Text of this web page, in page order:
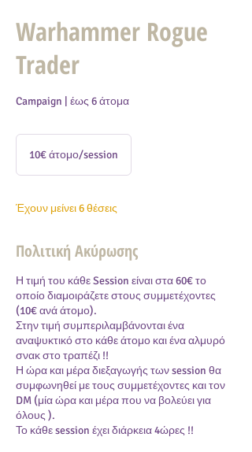
Warhammer Rogue
Trader
Campaign | έως 6 άτομα
10€
10€ άτομο/session
Έχουν μείνει 6 θέσεις
Πολιτική Ακύρωσης
Η τιμή του κάθε Session είναι στα 60€ το
οποίο διαμοιράζετε στους συμμετέχοντες
(10€ ανά άτομο).
Στην τιμή συμπεριλαμβάνονται ένα
αναψυκτικό στο κάθε άτομο και ένα αλμυρό
σνακ στο τραπέζι !!
Η ώρα και μέρα διεξαγωγής των session θα
συμφωνηθεί με τους συμμετέχοντες και τον
DM (μία ώρα και μέρα που να βολεύει για
όλους ).
Το κάθε session έχει διάρκεια 4ώρες !!